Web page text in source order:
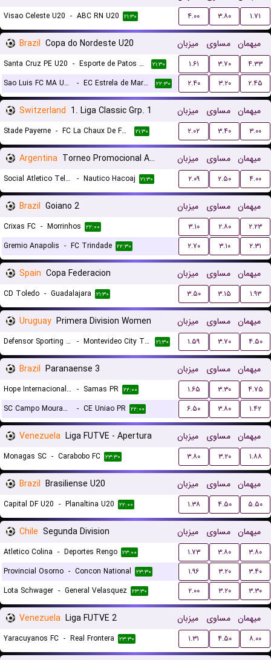
Visao Celeste U20 - ABC RN U20 ۲۱:۳۰ ۴.۰۰ ۳.۸۰ ۱.۷۱
Brazil Copa do Nordeste U20 میزبان مساوی میهمان
Santa Cruz PE U20 - Esporte de Patos U20 ۲۱:۳۰ ۱.۶۱ ۳.۷۰
۴.۳۳
Sao Luis FC MA U20
- EC Estrela de Marco U20 ۲۲:۳۰ ۲.۴۰ ۳.۲۰ ۲.۴۵
Switzerland 1. Liga Classic Grp. 1 میزبان مساوی میهمان
Stade Payerne - FC La Chaux De Fonds ۲۱:۳۰ ۲.۰۲ ۳.۴۰ ۳.۰۰
Argentina Torneo Promocional Amateur میزبان مساوی میهمان
Social Atletico Television - Nautico Hacoaj ۲۱:۳۰ ۲.۰۹ ۲.۵۰ ۴.۰۰
Brazil Goiano 2 میزبان مساوی میهمان
Crixas FC - Morrinhos ۲۲:۰۰ ۳.۱۰ ۲.۸۰
۲.۲۳
Gremio Anapolis - FC Trindade ۲۲:۳۰ ۲.۷۰ ۳.۱۰ ۲.۳۱
Spain Copa Federacion میزبان مساوی میهمان
CD Toledo - Guadalajara ۲۱:۳۰ ۳.۵۰ ۳.۱۵ ۱.۹۳
Uruguay Primera Division Women میزبان مساوی میهمان
Defensor Sporting (W) - Montevideo City Torque (W) ۲۱:۳۰ ۱.۵۹ ۳.۷۰ ۴.۵۰
Brazil Paranaense 3 میزبان مساوی میهمان
Hope Internacional FC - Samas PR ۲۲:۰۰ ۱.۶۵ ۳.۳۰
۴.۷۵
SC Campo Mourao PR
- CE Uniao PR ۲۲:۰۰ ۶.۵۰ ۳.۸۰ ۱.۴۲
Venezuela Liga FUTVE - Apertura میزبان مساوی میهمان
Monagas SC - Carabobo FC ۲۳:۳۰ ۳.۸۰ ۳.۲۰ ۱.۸۸
Brazil Brasiliense U20 میزبان مساوی میهمان
Capital DF U20 - Planaltina U20 ۲۲:۰۰ ۱.۳۸ ۴.۵۰ ۵.۵۰
Chile Segunda Division میزبان مساوی میهمان
Atletico Colina - Deportes Rengo ۲۳:۰۰ ۱.۷۳ ۳.۸۰
۳.۸۰
Provincial Osorno - Concon National ۲۳:۳۰ ۱.۹۶ ۳.۲۰
۳.۴۰
Lota Schwager - General Velasquez ۲۳:۳۰ ۲.۰۰ ۳.۲۰ ۳.۳۰
Venezuela Liga FUTVE 2 میزبان مساوی میهمان
Yaracuyanos FC - Real Frontera ۲۳:۳۰ ۱.۳۱ ۴.۵۰ ۸.۰۰